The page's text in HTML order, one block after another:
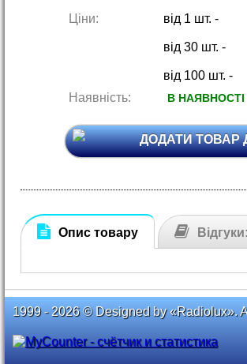
Ціни: від 1 шт. -
від 30 шт. -
від 100 шт. -
Наявність: В НАЯВНОСТІ
ДОДАТИ ТОВАР
Опис товару
1999 - 2026 © Designed by «Radiolux».